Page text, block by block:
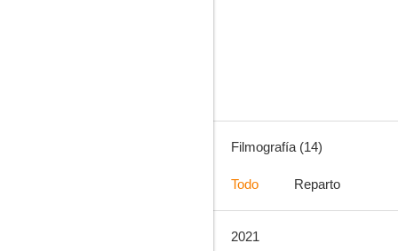
Filmografía (14)
Todo Reparto
2021